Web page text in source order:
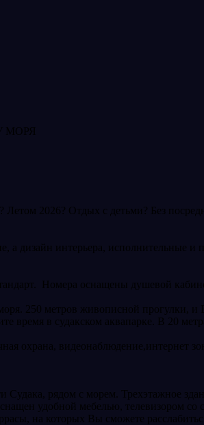
МОРЯ
2026? Отдых с детьми? Без
а дизайн интерьера, исполнительные
Номера оснащены душевой
250 метров живописной прогулки,
время в судакском аквапарке. В 20
охрана, видеонаблюдение,интернет
рядом с морем. Трехэтажное
удобной мебелью, телевизором
на которых Вы сможете